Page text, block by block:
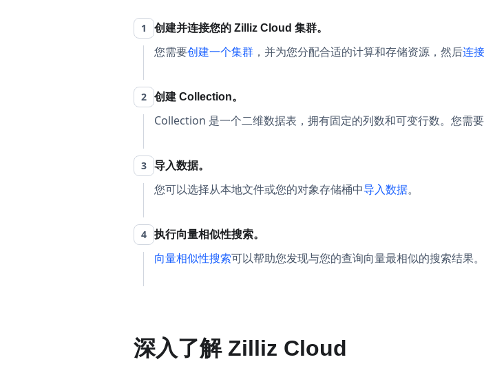
1 创建并连接您的 Zilliz Cloud 集群。
您需要创建一个集群 ，并为您分配合适的计算和存储资源，然后连
2 创建 Collection。
Collection 是一个二维数据表，拥有固定的列数和可变行数。您需
3 导入数据。
您可以选择从本地文件或您的对象存储桶中导入数据。
4 执行向量相似性搜索。
向量相似性搜索可以帮助您发现与您的查询向量最相似的搜索结果。
深入了解 Zilliz Cloud